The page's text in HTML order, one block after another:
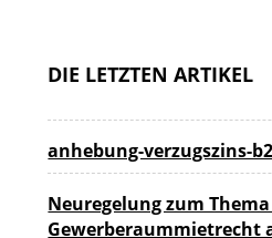
DIE LETZTEN ARTIKEL
anhebung-verzugszins-
Neuregelung zum
Gewerberaummietrecht